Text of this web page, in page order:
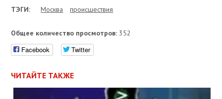
ТЭГИ: Москва проиcшествия
Общее количество просмотров: 352
Facebook Twitter
ЧИТАЙТЕ ТАКЖЕ